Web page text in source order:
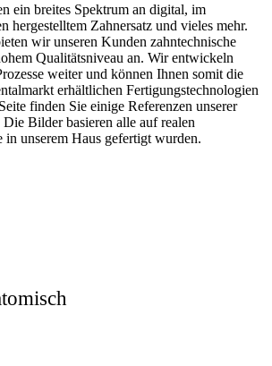
ein breites Spektrum an digital, im
Zahnersatz und vieles mehr.
wir unseren Kunden zahntechnische
Qualitätsniveau an. Wir entwickeln
weiter und können Ihnen somit die
erhältlichen Fertigungstechnologien
finden Sie einige Referenzen unserer
Die Bilder basieren alle auf realen
in unserem Haus gefertigt wurden.